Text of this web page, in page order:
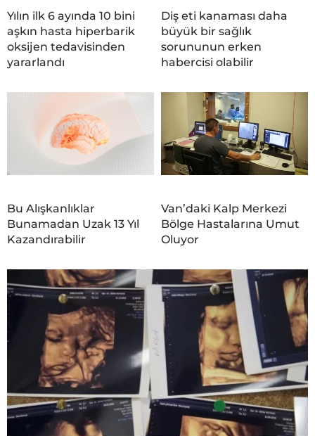
Yılın ilk 6 ayında 10 bini
aşkın hasta hiperbarik
oksijen tedavisinden
yararlandı
Diş eti kanaması daha
büyük bir sağlık
sorununun erken
habercisi olabilir
Bu Alışkanlıklar
Bunamadan Uzak 13 Yıl
Kazandırabilir
Van’daki Kalp Merkezi
Bölge Hastalarına Umut
Oluyor